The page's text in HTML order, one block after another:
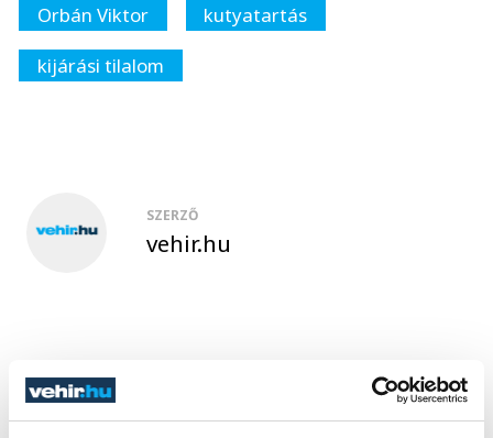
Orbán Viktor
kutyatartás
kijárási tilalom
SZERZŐ
vehir.hu